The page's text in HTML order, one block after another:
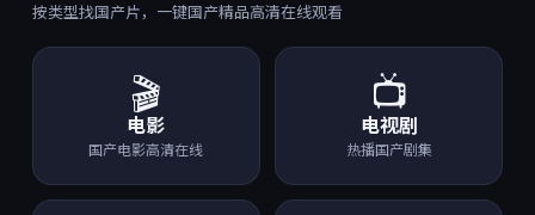
按类型找国产片，一键国产精品高清在线观看
🎬
电影
国产电影高清在线
📺
电视剧
热播国产剧集